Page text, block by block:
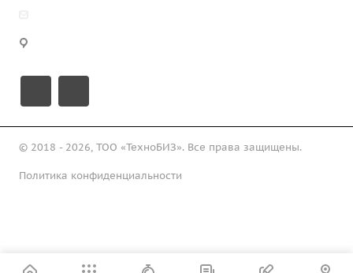
© 2018 - 2026, ТОО «ТехноБИЗ». Все права защищены.
Политика конфиденциальности